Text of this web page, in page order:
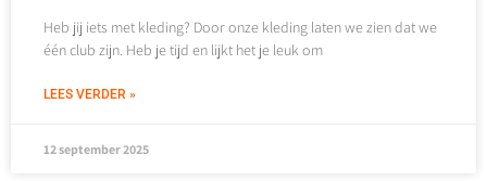
Heb jij iets met kleding? Door onze kleding laten we zien dat we
één club zijn. Heb je tijd en lijkt het je leuk om
LEES VERDER »
12 september 2025